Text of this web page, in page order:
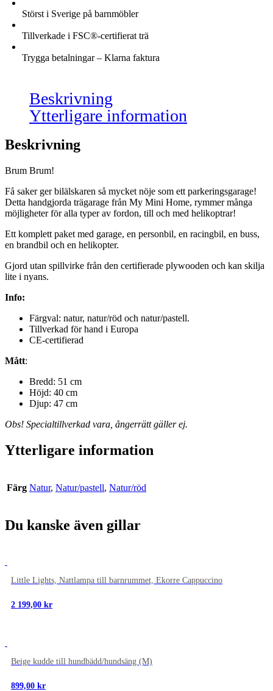
Störst i Sverige på barnmöbler
Tillverkade i FSC®-certifierat trä
Trygga betalningar – Klarna faktura
Beskrivning
Ytterligare information
Beskrivning
Brum Brum!
Få saker ger bilälskaren så mycket nöje som ett parkeringsgarage!
Detta handgjorda trägarage från My Mini Home, rymmer många
möjligheter för alla typer av fordon, till och med helikoptrar!
Ett komplett paket med garage, en personbil, en racingbil, en buss,
en brandbil och en helikopter.
Gjord utan spillvirke från den certifierade plywooden och kan skilja
lite i nyans.
Info:
Färgval: natur, natur/röd och natur/pastell.
Tillverkad för hand i Europa
CE-certifierad
Mått:
Bredd: 51 cm
Höjd: 40 cm
Djup: 47 cm
Obs! Specialtillverkad vara, ångerrätt gäller ej.
Ytterligare information
Färg Natur, Natur/pastell, Natur/röd
Du kanske även gillar
Little Lights, Nattlampa till barnrummet, Ekorre Cappuccino
2 199,00 kr
Beige kudde till hundbädd/hundsäng (M)
899,00 kr